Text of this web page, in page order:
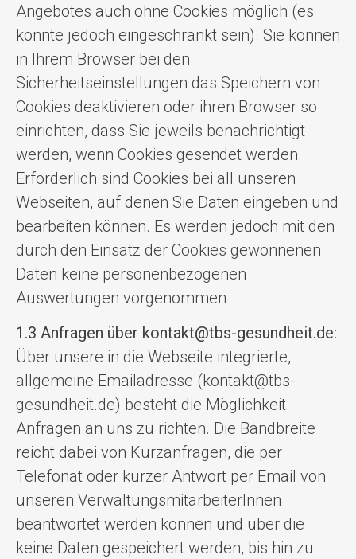
Angebotes auch ohne Cookies möglich (es
könnte jedoch eingeschränkt sein). Sie können
in Ihrem Browser bei den
Sicherheitseinstellungen das Speichern von
Cookies deaktivieren oder ihren Browser so
einrichten, dass Sie jeweils benachrichtigt
werden, wenn Cookies gesendet werden.
Erforderlich sind Cookies bei all unseren
Webseiten, auf denen Sie Daten eingeben und
bearbeiten können. Es werden jedoch mit den
durch den Einsatz der Cookies gewonnenen
Daten keine personenbezogenen
Auswertungen vorgenommen
1.3 Anfragen über kontakt@tbs-gesundheit.de:
Über unsere in die Webseite integrierte,
allgemeine Emailadresse (kontakt@tbs-
gesundheit.de) besteht die Möglichkeit
Anfragen an uns zu richten. Die Bandbreite
reicht dabei von Kurzanfragen, die per
Telefonat oder kurzer Antwort per Email von
unseren VerwaltungsmitarbeiterInnen
beantwortet werden können und über die
keine Daten gespeichert werden, bis hin zu